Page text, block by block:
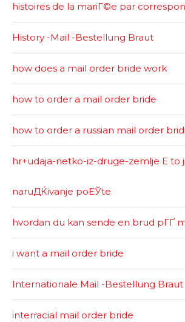
histoires de la mariГ©e par
History -Mail -Bestellung Braut
how does a mail order bride work
how to order a mail order bride
how to order a russian mail order
hr+udaja-netko-iz-druge-zemlje Е to
naruДЌivanje poЕЎte
hvordan du kan sende en brud pГҐ
i want a mail order bride
Internationale Mail -Bestellung Braut
interracial mail order bride